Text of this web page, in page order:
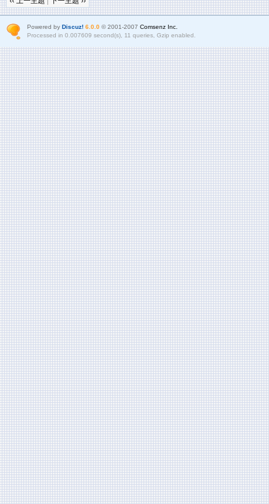
Powered by Discuz! 6.0.0© 2001-2007 Comsenz Inc.
Processed in 0.007609 second(s), 11 queries, Gzip enabled.